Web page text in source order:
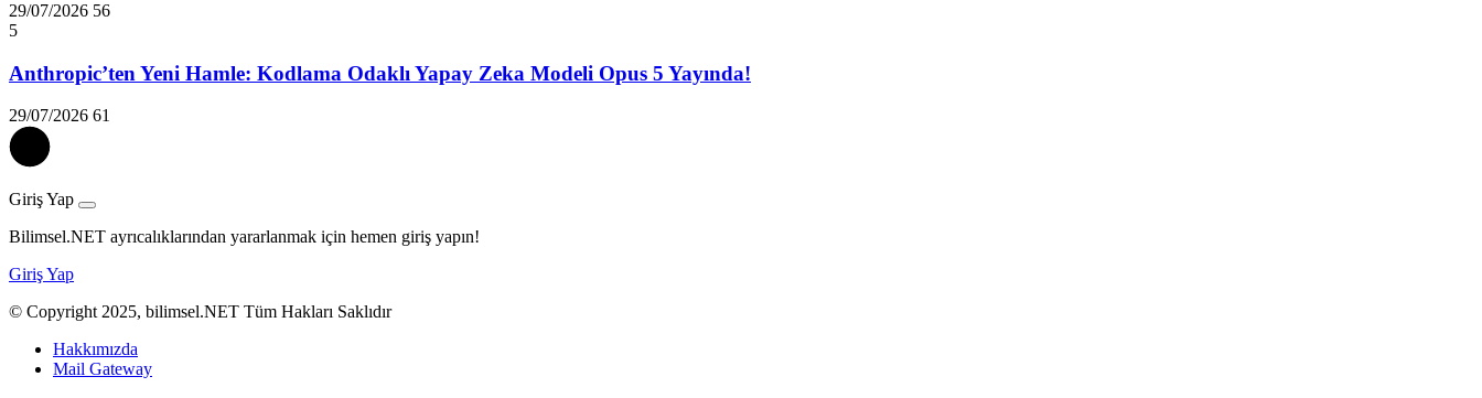
29/07/2026 56
5
Anthropic’ten Yeni Hamle: Kodlama Odaklı Yapay Zeka Modeli Opus 5 Yayında!
29/07/2026 61
Giriş Yap
Bilimsel.NET ayrıcalıklarından yararlanmak için hemen giriş yapın!
Giriş Yap
© Copyright 2025, bilimsel.NET Tüm Hakları Saklıdır
Hakkımızda
Mail Gateway